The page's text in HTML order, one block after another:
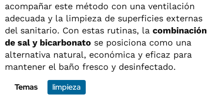
acompañar este método con una ventilación
adecuada y la limpieza de superficies externas
del sanitario. Con estas rutinas, la combinación
de sal y bicarbonato se posiciona como una
alternativa natural, económica y eficaz para
mantener el baño fresco y desinfectado.
Temas
limpieza